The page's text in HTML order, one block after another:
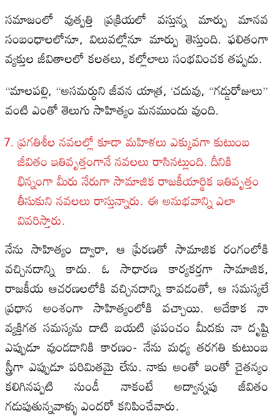
సమాజంలో వుత్పత్తి ప్రక్రియలో వస్తున్న మార్పు మానవ
సంబంధాలలోనూ, విలువల్లోనూ మార్పు తెస్తుంది. ఫలితంగా
వ్యక్తుల జీవితాలలో కలతలు, కల్లోలాలు సంభవించక తప్పదు.
“మాలపల్లి, “అసమర్ధుని జీవన యాత్ర, ‘చదువు, “గడ్డురోజులు”
వంటి ఎంతో తెలుగు సాహిత్యం మనముందు వుంది.
ప్రగతిశీల నవలల్లో కూడా మహిళలు ఎక్కువగా కుటుంబ
జీవితం ఇతివృత్తంగానే నవలలు రాసినట్లుంది. దీనికి
భిన్నంగా మీరు నేరుగా సామాజిక రాజకీయార్థిక ఇతివృత్తం
తీసుకుని నవలలు రాస్తున్నారు. ఈ అనుభవాన్ని ఎలా
వివరిస్తారు.
నేను సాహిత్యం ద్వారా, ఆ ప్రేరణతో సామాజిక రంగంలోకి
వచ్చినదాన్ని కాదు. ఓ సాధారణ కార్యకర్తగా సామాజిక,
రాజకీయ ఆచరణలలోకి వచ్చినదాన్ని కావడంతో, ఆ సమస్యలే
ప్రధాన అంశంగా సాహిత్యంలోకి వచ్చాయి. అదేకాక నా
వ్యక్తిగత సమస్యను దాటి బయటి ప్రపంచం మీదకు నా దృష్టి
ఎప్పుడూ వుండడానికి కారణం- నేను మధ్య తరగతి కుటుంబ
స్త్రీగా ఎప్పుడూ పరిమితమై లేను. నాకు అంతో ఇంతో చైతన్యం
కలిగినప్పటి నుండీ నాకంటే అద్వాన్నపు జీవితం
గడుపుతున్నవాళ్ళు ఎందరో కనిపించేవారు.